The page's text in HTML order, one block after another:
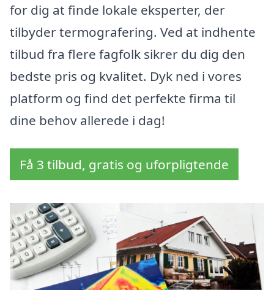
for dig at finde lokale eksperter, der
tilbyder termografering. Ved at indhente
tilbud fra flere fagfolk sikrer du dig den
bedste pris og kvalitet. Dyk ned i vores
platform og find det perfekte firma til
dine behov allerede i dag!
Få 3 tilbud, gratis og uforpligtende